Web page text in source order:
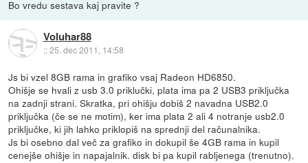
Bo vredu sestava kaj pravite ?
Voluhar88
::25. dec 2011, 14:58
Js bi vzel 8GB rama in grafiko vsaj Radeon HD6850.
Ohišje se hvali z usb 3.0 priklučki, plata ima pa 2 USB3 priključka
na zadnji strani. Skratka, pri ohišju dobiš 2 navadna USB2.0
priključka (če se ne motim), ker ima plata 2 ali 4 notranje usb2.0
priključke, ki jih lahko priklopiš na sprednji del računalnika.
Js bi osebno dal več za grafiko in dokupil še 4GB rama in kupil
cenejše ohišje in napajalnik. disk bi pa kupil rabljenega (trenutno).